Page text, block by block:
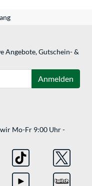
Angebote, Gutschein- &
Anmelden
Mo-Fr 9:00 Uhr -